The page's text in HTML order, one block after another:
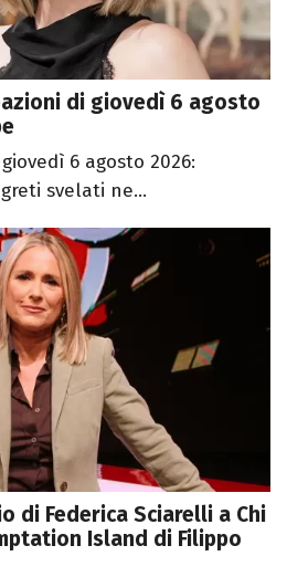
di giovedì 6 agosto
6 agosto 2026:
svelati ne...
di Federica Sciarelli a Chi
Island di Filippo